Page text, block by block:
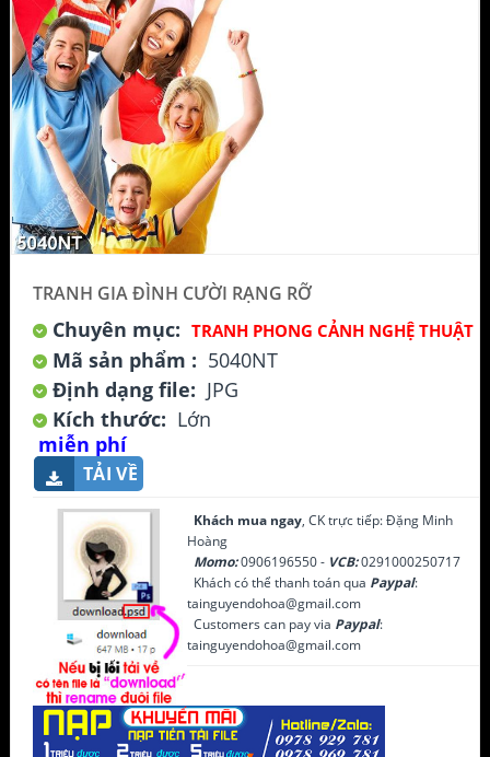
TRANH GIA ĐÌNH CƯỜI RẠNG RỠ
Chuyên mục: TRANH PHONG CẢNH NGHỆ THUẬT
Mã sản phẩm : 5040NT
Định dạng file: JPG
Kích thước: Lớn
miễn phí
TẢI VỀ
Khách mua ngay, CK trực tiếp: Đặng Minh
Hoàng
Momo:0906196550 - VCB:0291000250717
Khách có thể thanh toán qua Paypal:
tainguyendohoa@gmail.com
Customers can pay via Paypal:
tainguyendohoa@gmail.com